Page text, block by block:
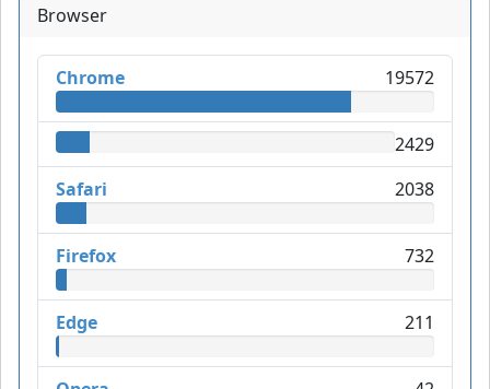
Browser
Chrome 19572
2429
Safari
2038
Firefox 732
Edge 211